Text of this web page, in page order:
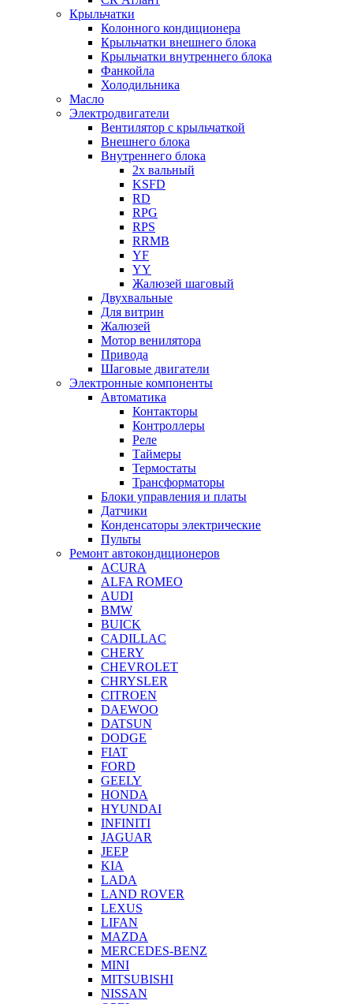
Крыльчатки
Колонного кондиционера
Крыльчатки внешнего блока
Крыльчатки внутреннего блока
Фанкойла
Холодильника
Масло
Электродвигатели
Вентилятор с крыльчаткой
Внешнего блока
Внутреннего блока
2х вальный
KSFD
RD
RPG
RPS
RRMB
YF
YY
Жалюзей шаговый
Двухвальные
Для витрин
Жалюзей
Мотор венилятора
Привода
Шаговые двигатели
Электронные компоненты
Автоматика
Контакторы
Контроллеры
Реле
Таймеры
Термостаты
Трансформаторы
Блоки управления и платы
Датчики
Конденсаторы электрические
Пульты
Ремонт автокондиционеров
ACURA
ALFA ROMEO
AUDI
BMW
BUICK
CADILLAC
CHERY
CHEVROLET
CHRYSLER
CITROEN
DAEWOO
DATSUN
DODGE
FIAT
FORD
GEELY
HONDA
HYUNDAI
INFINITI
JAGUAR
JEEP
KIA
LADA
LAND ROVER
LEXUS
LIFAN
MAZDA
MERCEDES-BENZ
MINI
MITSUBISHI
NISSAN